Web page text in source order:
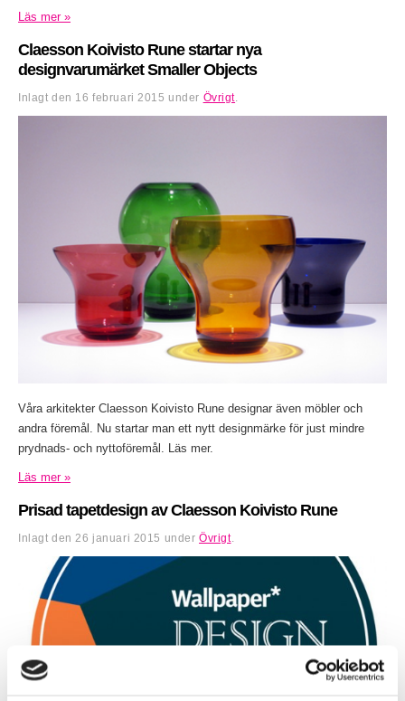
Läs mer »
Claesson Koivisto Rune startar nya
designvarumärket Smaller Objects
Inlagt den 16 februari 2015 under Övrigt
Våra arkitekter Claesson Koivisto Rune designar även möbler och
andra föremål. Nu startar man ett nytt designmärke för just mindre
prydnads- och nyttoföremål. Läs mer.
Läs mer »
Prisad tapetdesign av Claesson Koivisto Rune
Inlagt den 26 januari 2015 underÖvrigt.